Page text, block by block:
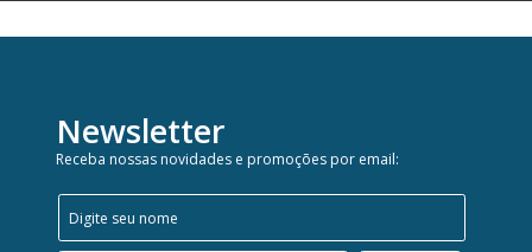
Newsletter
Receba nossas novidades e promoções por email: